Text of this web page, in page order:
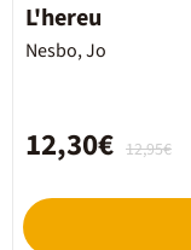
L'hereu
Nesbo, Jo
12,95€
12,30€